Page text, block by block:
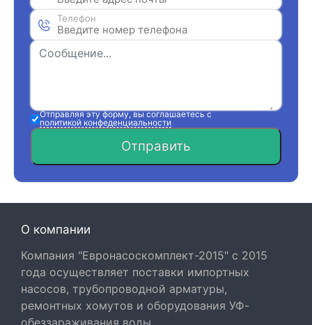
Телефон
Отправляя эту форму, вы соглашаетесь с
политикой конфеденциальности
Отправить
О компании
Компания "Евронасоскомплект-2015" с 2015
года осуществляет поставки импортных
насосов, трубопроводной арматуры,
ремонтных хомутов и оборудования УФ-
обеззараживания воды.